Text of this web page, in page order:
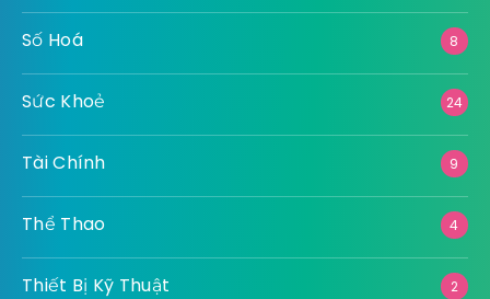
Số Hoá 8
Sức Khoẻ 24
Tài Chính 9
Thể Thao 4
Thiết Bị Kỹ Thuật 2